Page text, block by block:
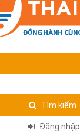
Tìm kiếm
Đăng nhập